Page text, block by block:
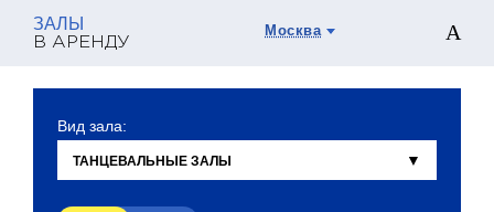
ЗАЛЫ
В АРЕНДУ
Москва
Вид зала: